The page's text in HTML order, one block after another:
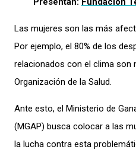
Las mujeres son las más
Por ejemplo, el 80% de los
relacionados con el clima son
Organización de la Salud.
Ante esto, el Ministerio de
(MGAP) busca colocar a las
la lucha contra esta problem